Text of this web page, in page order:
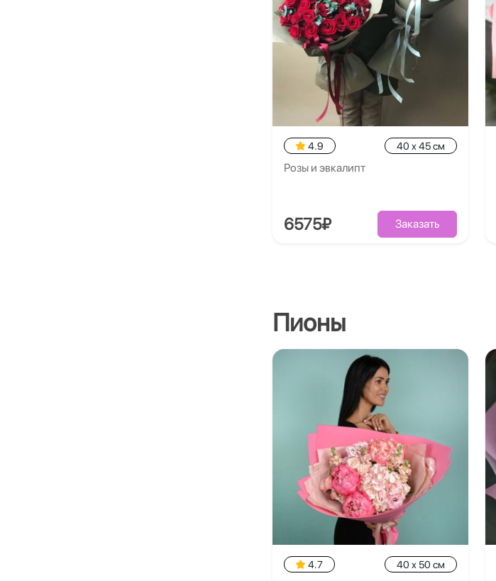
4.9 40 x 45 см
Розы и эвкалипт
6575₽ Заказать
Пионы
4.7 40 x 50 см